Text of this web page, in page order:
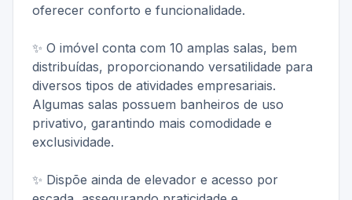
oferecer conforto e funcionalidade.
✨ O imóvel conta com 10 amplas salas, bem
distribuídas, proporcionando versatilidade para
diversos tipos de atividades empresariais.
Algumas salas possuem banheiros de uso
privativo, garantindo mais comodidade e
exclusividade.
✨ Dispõe ainda de elevador e acesso por